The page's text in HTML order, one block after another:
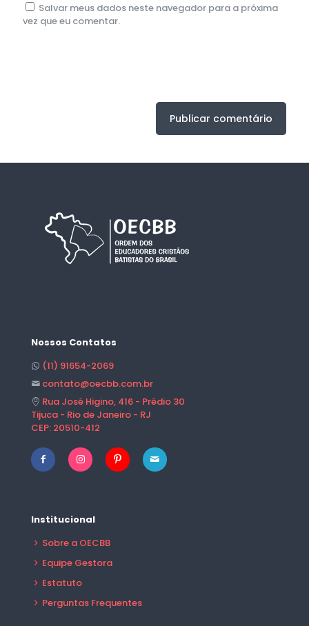
Salvar meus dados neste navegador para a próxima
vez que eu comentar.
Nossos Contatos
(11) 91654-2069
contato@oecbb.com.br
Rua José Higino, 416 - Prédio 30
Tijuca - Rio de Janeiro - RJ
CEP: 20510-412
Institucional
Sobre a OECBB
Equipe Gestora
Estatuto
Perguntas Frequentes